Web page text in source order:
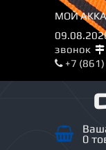
МОЙ
звонок
+7
0